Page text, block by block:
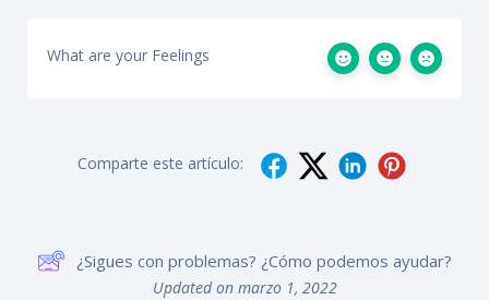
What are your Feelings
Comparte este artículo:
¿Sigues con problemas? ¿Cómo podemos ayudar?
Updated on marzo 1, 2022